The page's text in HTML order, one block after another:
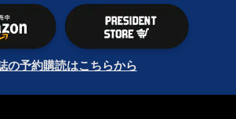
の予約購読はこちらから